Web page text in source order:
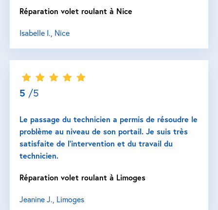
Réparation volet roulant à Nice
Isabelle I., Nice
5 /5
Le passage du technicien a permis de résoudre le
problème au niveau de son portail. Je suis très
satisfaite de l’intervention et du travail du
technicien.
Réparation volet roulant à Limoges
Jeanine J., Limoges